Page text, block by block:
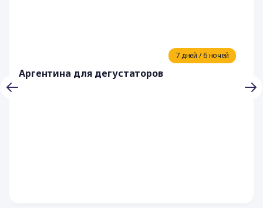
7 дней / 6 ночей
Аргентина для дегустаторов